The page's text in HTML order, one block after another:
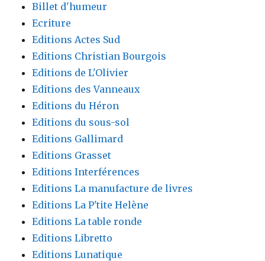
Billet d'humeur
Ecriture
Editions Actes Sud
Editions Christian Bourgois
Editions de L'Olivier
Editions des Vanneaux
Editions du Héron
Editions du sous-sol
Editions Gallimard
Editions Grasset
Editions Interférences
Editions La manufacture de livres
Editions La P'tite Helène
Editions La table ronde
Editions Libretto
Editions Lunatique